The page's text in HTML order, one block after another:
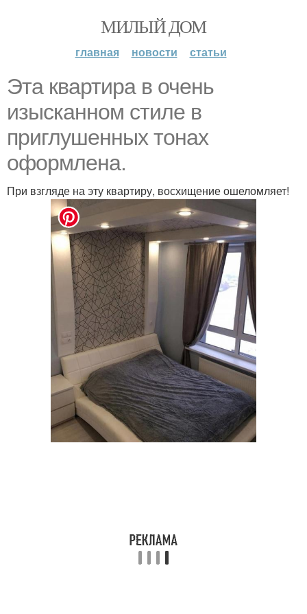
МИЛЫЙ ДОМ
главная новости статьи
Эта квартира в очень
изысканном стиле в
приглушенных тонах
оформлена.
При взгляде на эту квартиру, восхищение ошеломляет!